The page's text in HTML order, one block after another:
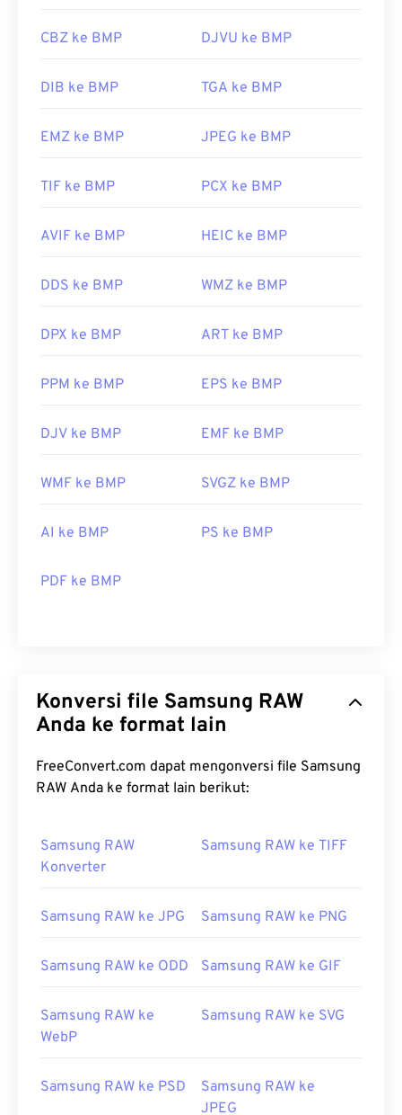
CBZ ke BMP DJVU ke BMP
DIB ke BMP TGA ke BMP
EMZ ke BMP JPEG ke BMP
TIF ke BMP PCX ke BMP
AVIF ke BMP HEIC ke BMP
DDS ke BMP WMZ ke BMP
DPX ke BMP ART ke BMP
PPM ke BMP EPS ke BMP
DJV ke BMP EMF ke BMP
WMF ke BMP SVGZ ke BMP
AI ke BMP PS ke BMP
PDF ke BMP
Konversi file Samsung RAW
Anda ke format lain
FreeConvert.com dapat mengonversi file Samsung
RAW Anda ke format lain berikut:
Samsung RAW
Konverter
Samsung RAW ke TIFF
Samsung RAW ke JPG Samsung RAW ke PNG
Samsung RAW ke ODD Samsung RAW ke GIF
Samsung RAW ke
WebP
Samsung RAW ke SVG
Samsung RAW ke PSD
Samsung RAW ke
JPEG